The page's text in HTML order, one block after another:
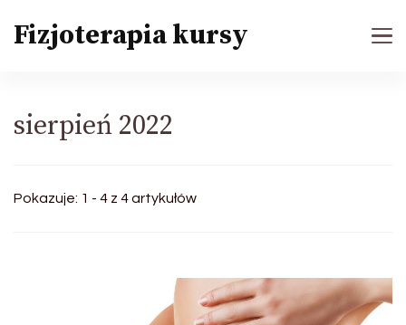
Fizjoterapia kursy
sierpień 2022
Pokazuje: 1 - 4 z 4 artykułów